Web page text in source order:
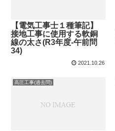
【電気工事士１種筆記】
接地工事に使用する軟銅
線の太さ(R3年度-午前問
34)
2021.10.26
高圧工事(過去問)